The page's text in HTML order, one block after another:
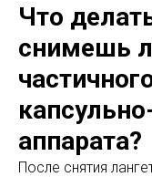
Что
снимешь
аппарата?
После снятия